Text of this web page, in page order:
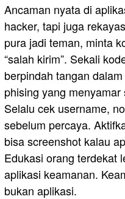
Ancaman nyata di
hacker, tapi juga
pura jadi teman, minta
“salah kirim”. Sekali
berpindah tangan
phising yang
Selalu cek username,
sebelum percaya.
bisa screenshot kalau
Edukasi orang terdekat
aplikasi keamanan.
bukan aplikasi.